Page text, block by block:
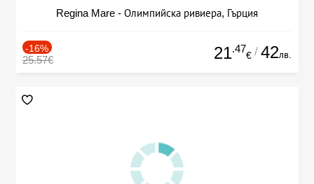
Regina Mare - Олимпийска ривиера, Гърция
-16%
25.57€ 21.47
€ / 42лв.